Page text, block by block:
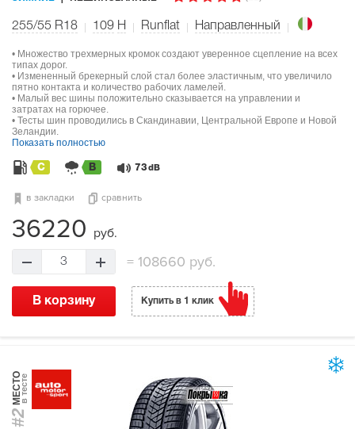
255/55 R18 109 H Runflat Направленный
• Множество трехмерных кромок создают уверенное сцепление на всех
типах дорог.
• Измененный брекерный слой стал более эластичным, что увеличило
пятно контакта и количество рабочих ламелей.
• Малый вес шины положительно сказывается на управлении и
затратах на горючее.
• Тесты шин проводились в Скандинавии, Центральной Европе и Новой
Зеландии.
Показать полностью
C B 73 dB
в закладки сравнить
36220 руб.
3 =108660 руб.
В корзину Купить в 1 клик
#2
МЕСТОв тесте